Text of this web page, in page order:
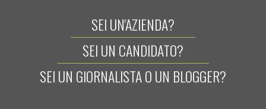
SEI UN'AZIENDA?
SEI UN CANDIDATO?
SEI UN GIORNALISTA O UN BLOGGER?